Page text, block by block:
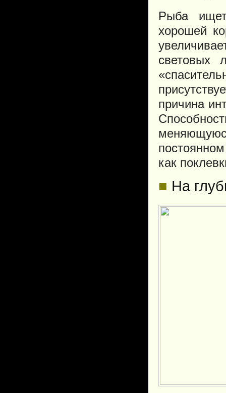
Рыба
хорошей
световых
причина
как
■ На